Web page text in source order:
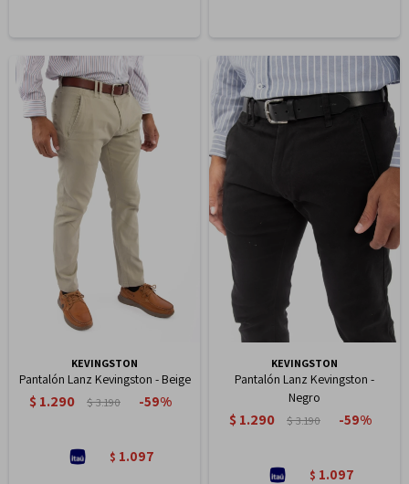
KEVINGSTON
Pantalón Lanz Kevingston - Beige
$ 1.290 $3.190 59
$ 1.097
KEVINGSTON
Pantalón Lanz Kevingston -
Negro
$ 1.290 $3.190 59
$ 1.097